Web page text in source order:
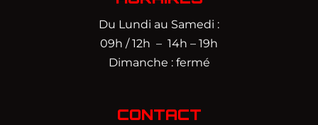
Du Lundi au Samedi :
09h / 12h – 14h – 19h
Dimanche : fermé
CONTACT